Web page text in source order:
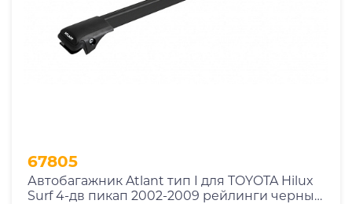
67805
Автобагажник Atlant тип I для TOYOTA Hilux
Surf 4-дв пикап 2002-2009 рейлинги черные